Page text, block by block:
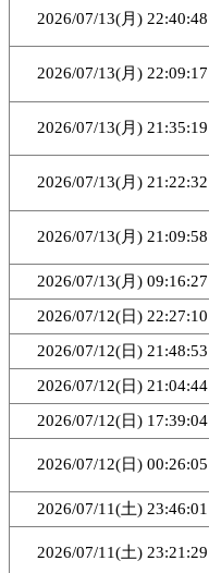
2026/07/13(月) 22:40:48
2026/07/13(月) 22:09:17
2026/07/13(月) 21:35:19
2026/07/13(月) 21:22:32
2026/07/13(月) 21:09:58
2026/07/13(月) 09:16:27
2026/07/12(日) 22:27:10
2026/07/12(日) 21:48:53
2026/07/12(日) 21:04:44
2026/07/12(日) 17:39:04
2026/07/12(日) 00:26:05
2026/07/11(土) 23:46:01
2026/07/11(土) 23:21:29